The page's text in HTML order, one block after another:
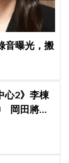
音曝光，搬
心2》李棟
岡田將生